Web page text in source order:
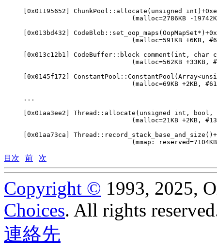
[0x01195652] ChunkPool::allocate(unsigned
(malloc=2786KB -
[0x013bd432]
(malloc=591KB +6KB,
[0x013c12b1] CodeBuffer::block_comment(int,
(malloc=562KB +33KB,
[0x0145f172]
(malloc=69KB +2KB,
...
[0x01aa3ee2] Thread::allocate(unsigned int, bool,
(malloc=21KB +2KB,
[0x01aa73ca]
目次 前 次
Copyright © 1993, 2025,
Choices. All rights
連絡先